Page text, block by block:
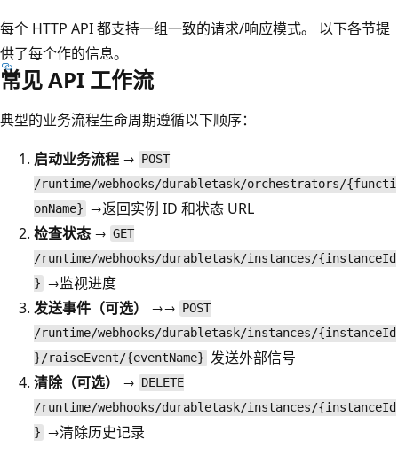
每个 HTTP API 都支持一组一致的请求/响应模式。 以下各节提
供了每个作的信息。
常见 API 工作流
典型的业务流程生命周期遵循以下顺序：
启动业务流程 → POST
/runtime/webhooks/durabletask/orchestrators/{functi
onName} →返回实例 ID 和状态 URL
检查状态 → GET
/runtime/webhooks/durabletask/instances/{instanceId
} →监视进度
发送事件（可选）
→→ POST
/runtime/webhooks/durabletask/instances/{instanceId
}/raiseEvent/{eventName} 发送外部信号
清除（可选）
→ DELETE
/runtime/webhooks/durabletask/instances/{instanceId
} →清除历史记录